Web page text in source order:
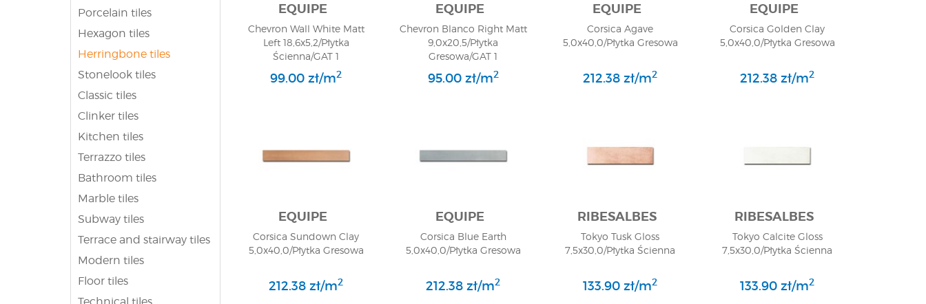
Porcelain tiles
Hexagon tiles
Herringbone tiles
Stonelook tiles
Classic tiles
Clinker tiles
Kitchen tiles
Terrazzo tiles
Bathroom tiles
Marble tiles
Subway tiles
Terrace and stairway tiles
Modern tiles
Floor tiles
EQUIPE
Chevron Wall White Matt
Left 18,6x5,2/Płytka
Ścienna/GAT 1
99.00 zł/m2
EQUIPE
Chevron Blanco Right Matt
9,0x20,5/Płytka
Gresowa/GAT 1
95.00 zł/m2
EQUIPE
Corsica Agave
5,0x40,0/Płytka Gresowa
212.38 zł/m2
EQUIPE
Corsica Golden Clay
5,0x40,0/Płytka Gresowa
212.38 zł/m2
EQUIPE
Corsica Sundown Clay
5,0x40,0/Płytka Gresowa
212.38 zł/m2
EQUIPE
Corsica Blue Earth
5,0x40,0/Płytka Gresowa
212.38 zł/m2
RIBESALBES
Tokyo Tusk Gloss
7,5x30,0/Płytka Ścienna
133.90 zł/m2
RIBESALBES
Tokyo Calcite Gloss
7,5x30,0/Płytka Ścienna
133.90 zł/m2